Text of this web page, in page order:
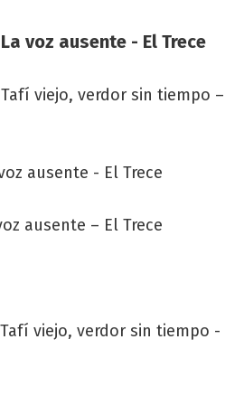
voz ausente - El Trece
viejo, verdor sin tiempo –
ausente - El Trece
ausente – El Trece
viejo, verdor sin tiempo -